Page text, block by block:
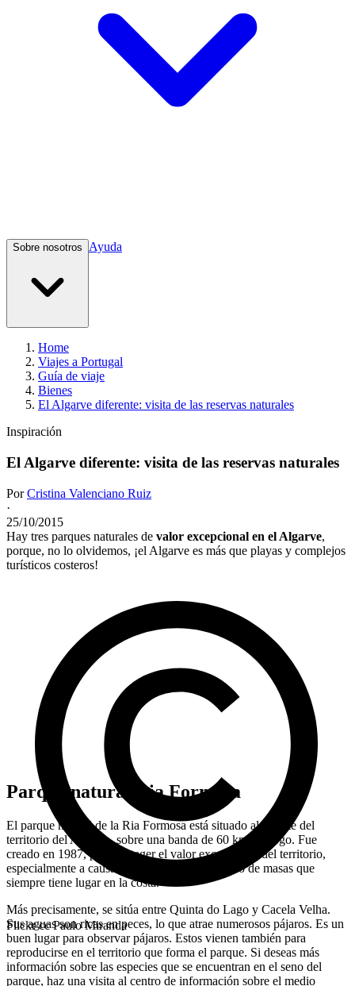
Sobre nosotros Ayuda
Home
Viajes a Portugal
Guía de viaje
Bienes
El Algarve diferente: visita de las reservas naturales
Inspiración
El Algarve diferente: visita de las reservas naturales
PorCristina Valenciano Ruiz
·
25/10/2015
Hay tres parques naturales de valor excepcional en el Algarve,
porque, no lo olvidemos, ¡el Algarve es más que playas y complejos
turísticos costeros!
Flickr cc Paulo Miranda
Parque natural Ria Formosa
El parque natural de la Ria Formosa está situado al sureste del
territorio del Algarve, sobre una banda de 60 km de largo. Fue
creado en 1987, para proteger el valor excepcional del territorio,
especialmente a causa del desarrollo del turismo de masas que
siempre tiene lugar en la costa.
Más precisamente, se sitúa entre Quinta do Lago y Cacela Velha.
Sus aguas son ricas en peces, lo que atrae numerosos pájaros. Es un
buen lugar para observar pájaros. Estos vienen también para
reproducirse en el territorio que forma el parque. Si deseas más
información sobre las especies que se encuentran en el seno del
parque, haz una visita al centro de información sobre el medio